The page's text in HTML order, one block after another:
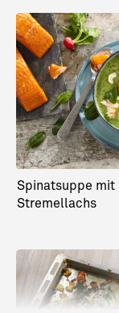
Spinatsuppe mit
Stremellachs